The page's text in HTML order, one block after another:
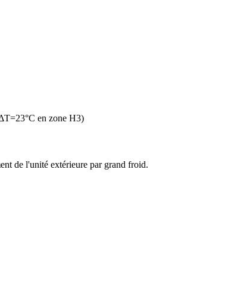
en zone H3)
de l'unité extérieure par grand froid.